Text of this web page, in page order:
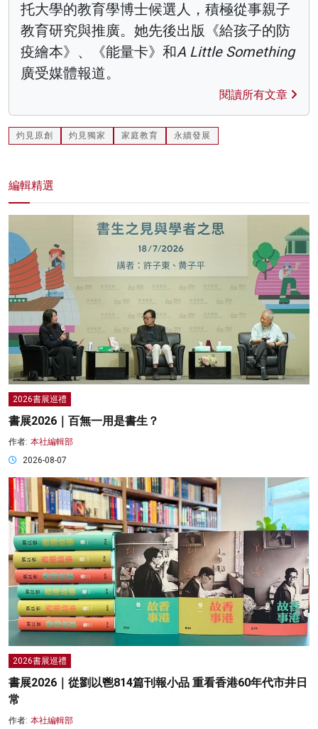
托大學的教育學博士候選人，積極從事親子
教育研究與推廣。她先後出版《給孩子的防
疫繪本》、《能量卡》和A Little Something
廣受媒體報道。
閱讀所有文章
灼見原創 灼見獨家 家庭教育 永續發展
編輯精選
2026書展巡禮
書展2026｜百無一用是書生？
作者: 本社編輯部
2026-08-07
2026書展巡禮
書展2026｜從劉以鬯814篇刊報小品 重看香港60年代市井日
常
作者: 本社編輯部